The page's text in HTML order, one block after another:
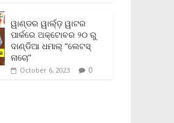
ୱାଣ୍ଡର ୱାର୍ଲ୍‌ଡ଼ ୱାଟର
ପାର୍କରେ ଅକ୍ଟୋବର ୨୦ ରୁ
ଦାଣ୍ଡିଆ ଧମାଲ୍ “ଲେଟସ୍
ନାଚୋ”
October 6, 2023 0